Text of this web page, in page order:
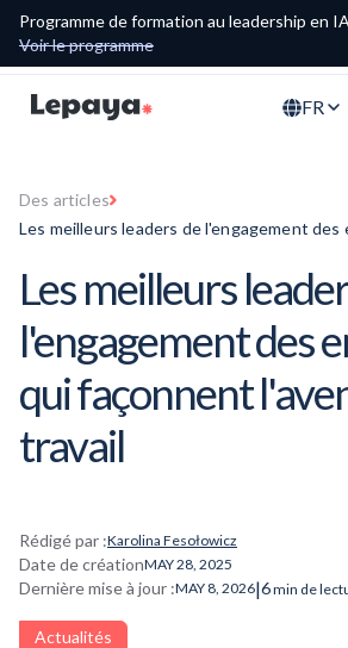
Programme de formation au leadership en IA
Voir le programme
FR
Des articles
Les meilleurs leaders de l'engagement des
Les meilleurs
l'engagement des
qui façonnent
travail
Rédigé par :Karolina Fesołowicz
Date de créationMAY 28, 2025
Dernière mise à jour :MAY 8, 2026|6min de
Actualités